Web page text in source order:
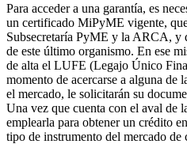
Para acceder a una garantía, es
un certificado MiPyME vigente,
Subsecretaría PyME y la ARCA, y
de este último organismo. En ese
de alta el LUFE (Legajo Único
momento de acercarse a alguna de
el mercado, le solicitarán su
Una vez que cuenta con el aval de
emplearla para obtener un crédito
tipo de instrumento del mercado de